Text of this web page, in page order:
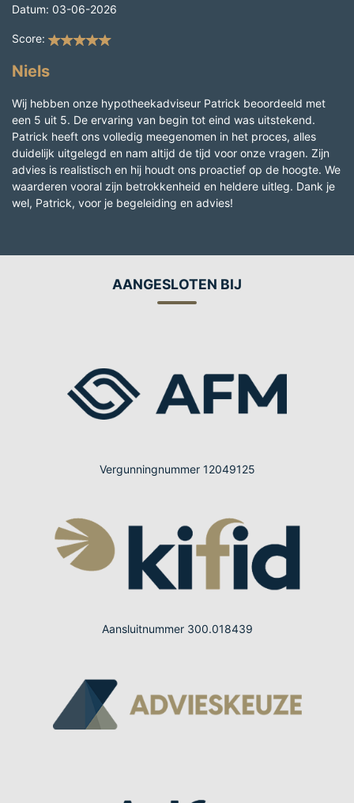
Datum: 03-06-2026
Score:
Niels
Wij hebben onze hypotheekadviseur Patrick beoordeeld met
een 5 uit 5. De ervaring van begin tot eind was uitstekend.
Patrick heeft ons volledig meegenomen in het proces, alles
duidelijk uitgelegd en nam altijd de tijd voor onze vragen. Zijn
advies is realistisch en hij houdt ons proactief op de hoogte. We
waarderen vooral zijn betrokkenheid en heldere uitleg. Dank je
wel, Patrick, voor je begeleiding en advies!
AANGESLOTEN BIJ
Vergunningnummer 12049125
Aansluitnummer 300.018439